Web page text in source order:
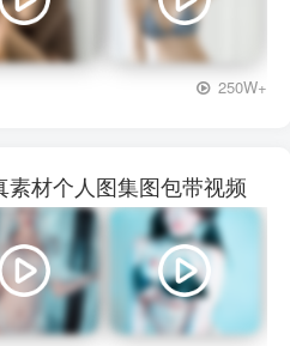
250W+
材个人图集图包带视频
+3